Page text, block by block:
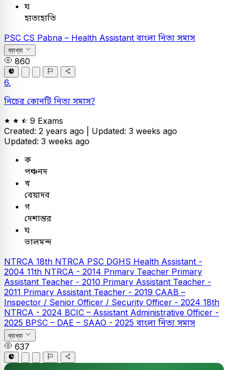
ঘ
হাতাহাতি
PSC CS Pabna – Health Assistant বাংলা নিত্য সমাস
ব্যাখ্যা
860
6.
নিচের কোনটি নিত্য সমাস?
9 Exams
Created: 2 years ago | Updated: 3 weeks ago
Updated: 3 weeks ago
ক
পঞ্চনদ
খ
বেয়াদব
গ
দেশান্তর
ঘ
ভালমন্দ
NTRCA 18th NTRCA PSC DGHS Health Assistant -
2004 11th NTRCA - 2014 Primary Teacher Primary
Assistant Teacher - 2010 Primary Assistant Teacher -
2011 Primary Assistant Teacher - 2019 CAAB –
Inspector / Senior Officer / Security Officer - 2024 18th
NTRCA - 2024 BCIC – Assistant Administrative Officer -
2025 BPSC – DAE – SAAO - 2025 বাংলা নিত্য সমাস
ব্যাখ্যা
637